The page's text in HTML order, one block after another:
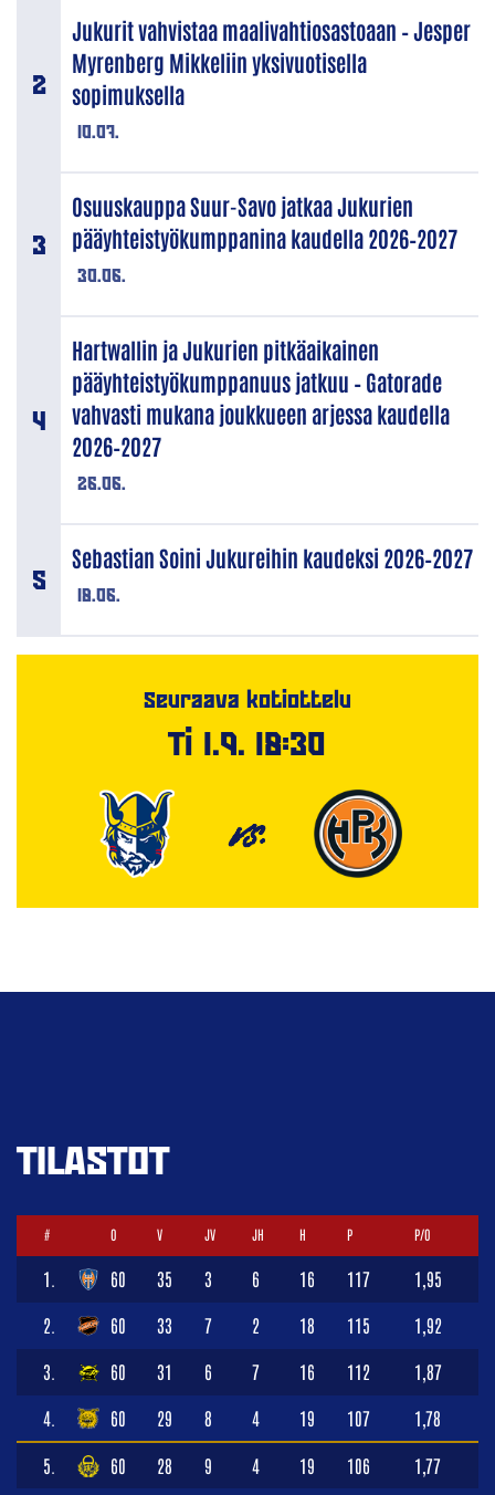
10.07.
Jukurit vahvistaa maalivahtiosastoaan – Jesper
Myrenberg Mikkeliin yksivuotisella
sopimuksella
30.06.
Osuuskauppa Suur-Savo jatkaa Jukurien
pääyhteistyökumppanina kaudella 2026–2027
26.06.
Hartwallin ja Jukurien pitkäaikainen
pääyhteistyökumppanuus jatkuu – Gatorade
vahvasti mukana joukkueen arjessa kaudella
2026–2027
18.06.
Sebastian Soini Jukureihin kaudeksi 2026–2027
Seuraava kotiottelu
Ti 1.9. 18:30
VS.
TILASTOT
# O V JV JH H P P/O
1. 60 35 3 6 16 117 1,95
2. 60 33 7 2 18 115 1,92
3. 60 31 6 7 16 112 1,87
4. 60 29 8 4 19 107 1,78
5. 60 28 9 4 19 106 1,77